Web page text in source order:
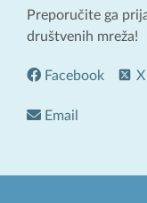
Preporučite ga
društvenih mreža!
Facebook X
Email